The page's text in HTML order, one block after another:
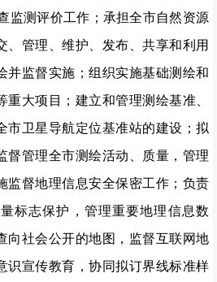
监测评价工作；承担全市自然资源
、管理、维护、发布、共享和利用
并监督实施；组织实施基础测绘和
大项目；建立和管理测绘基准、
市卫星导航定位基准站的建设；拟
督管理全市测绘活动、质量，管理
监督地理信息安全保密工作；负责
标志保护，管理重要地理信息数
向社会公开的地图，监督互联网地
识宣传教育，协同拟订界线标准样